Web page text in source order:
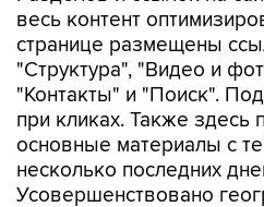
весь контент
странице размещены
"Структура", "Видео и
"Контакты" и "Поиск".
при кликах. Также здесь
основные материалы с
несколько последних
Усовершенствовано